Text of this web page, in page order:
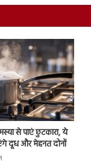
से पाएं छुटकारा, ये
दूध और मेहनत दोनों